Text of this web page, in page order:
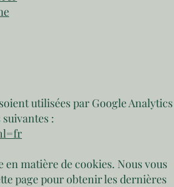
utilisées par Google
:
matière de cookies. Nous vous
page pour obtenir les dernières